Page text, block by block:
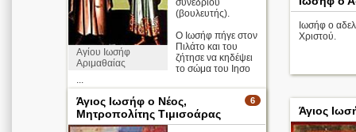
Αγίου Ιωσήφ
Αριμαθαίας
συνεδρίου
(βουλευτής).
Ο Ιωσήφ πήγε στον
Πιλάτο και του
ζήτησε να κηδέψει
το σώμα του Ιησο
...
Απολυτίκιο
Ιωσήφ ο
Χριστού.
6
Άγιος Ιωσήφ ο Νέος,
Μητροπολίτης Τιμισοάρας
Άγιος